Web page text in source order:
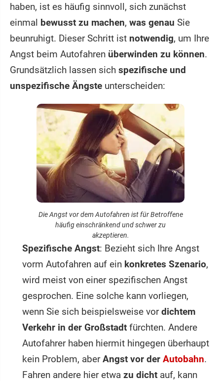
haben, ist es häufig sinnvoll, sich zunächst
einmal bewusst zu machen, was genau Sie
beunruhigt. Dieser Schritt ist notwendig, um Ihre
Angst beim Autofahren überwinden zu können.
Grundsätzlich lassen sich spezifische und
unspezifische Ängste unterscheiden:
Die Angst vor dem Autofahren ist für Betroffene
häufig einschränkend und schwer zu
akzeptieren.
Spezifische Angst: Bezieht sich Ihre Angst
vorm Autofahren auf ein konkretes Szenario,
wird meist von einer spezifischen Angst
gesprochen. Eine solche kann vorliegen,
wenn Sie sich beispielsweise vordichtem
Verkehr in der Großstadt fürchten. Andere
Autofahrer haben hiermit hingegen überhaupt
kein Problem, aberAngst vor der Autobahn.
Fahren andere hier etwa zu dicht auf, kann